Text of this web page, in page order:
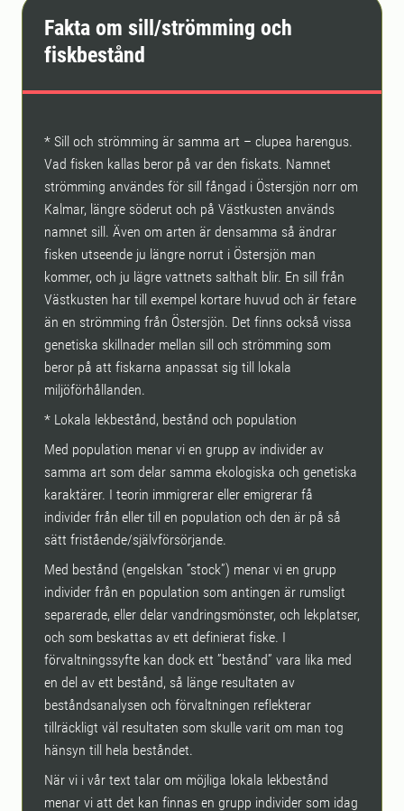
Fakta om sill/strömming och
fiskbestånd
* Sill och strömming är samma art – clupea harengus.
Vad fisken kallas beror på var den fiskats. Namnet
strömming användes för sill fångad i Östersjön norr om
Kalmar, längre söderut och på Västkusten används
namnet sill. Även om arten är densamma så ändrar
fisken utseende ju längre norrut i Östersjön man
kommer, och ju lägre vattnets salthalt blir. En sill från
Västkusten har till exempel kortare huvud och är fetare
än en strömming från Östersjön. Det finns också vissa
genetiska skillnader mellan sill och strömming som
beror på att fiskarna anpassat sig till lokala
miljöförhållanden.
* Lokala lekbestånd, bestånd och population
Med population menar vi en grupp av individer av
samma art som delar samma ekologiska och genetiska
karaktärer. I teorin immigrerar eller emigrerar få
individer från eller till en population och den är på så
sätt fristående/självförsörjande.
Med bestånd (engelskan ”stock”) menar vi en grupp
individer från en population som antingen är rumsligt
separerade, eller delar vandringsmönster, och lekplatser,
och som beskattas av ett definierat fiske. I
förvaltningssyfte kan dock ett ”bestånd” vara lika med
en del av ett bestånd, så länge resultaten av
beståndsanalysen och förvaltningen reflekterar
tillräckligt väl resultaten som skulle varit om man tog
hänsyn till hela beståndet.
När vi i vår text talar om möjliga lokala lekbestånd
menar vi att det kan finnas en grupp individer som idag